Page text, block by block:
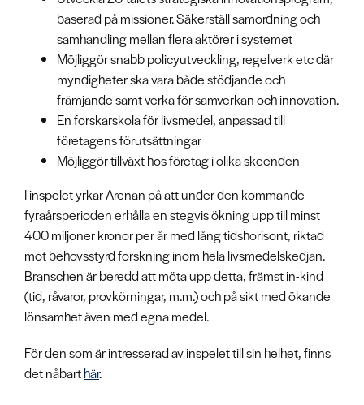
baserad på missioner. Säkerställ samordning och
samhandling mellan flera aktörer i systemet
Möjliggör snabb policyutveckling, regelverk etc där
myndigheter ska vara både stödjande och
främjande samt verka för samverkan och innovation.
En forskarskola för livsmedel, anpassad till
företagens förutsättningar
Möjliggör tillväxt hos företag i olika skeenden
I inspelet yrkar Arenan på att under den kommande
fyraårsperioden erhålla en stegvis ökning upp till minst
400 miljoner kronor per år med lång tidshorisont, riktad
mot behovsstyrd forskning inom hela livsmedelskedjan.
Branschen är beredd att möta upp detta, främst in-kind
(tid, råvaror, provkörningar, m.m.) och på sikt med ökande
lönsamhet även med egna medel.
För den som är intresserad av inspelet till sin helhet, finns
det nåbarthär.